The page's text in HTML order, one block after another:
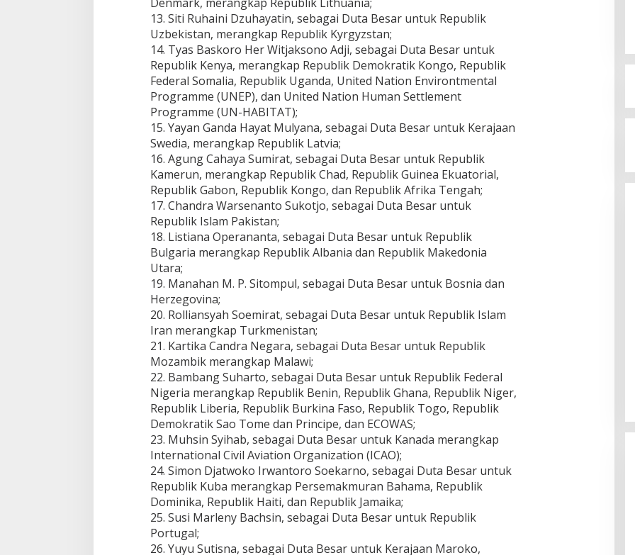
Denmark, merangkap Republik Lithuania;
13. Siti Ruhaini Dzuhayatin, sebagai Duta Besar untuk Republik
Uzbekistan, merangkap Republik Kyrgyzstan;
14. Tyas Baskoro Her Witjaksono Adji, sebagai Duta Besar untuk
Republik Kenya, merangkap Republik Demokratik Kongo, Republik
Federal Somalia, Republik Uganda, United Nation Environtmental
Programme (UNEP), dan United Nation Human Settlement
Programme (UN-HABITAT);
15. Yayan Ganda Hayat Mulyana, sebagai Duta Besar untuk Kerajaan
Swedia, merangkap Republik Latvia;
16. Agung Cahaya Sumirat, sebagai Duta Besar untuk Republik
Kamerun, merangkap Republik Chad, Republik Guinea Ekuatorial,
Republik Gabon, Republik Kongo, dan Republik Afrika Tengah;
17. Chandra Warsenanto Sukotjo, sebagai Duta Besar untuk
Republik Islam Pakistan;
18. Listiana Operananta, sebagai Duta Besar untuk Republik
Bulgaria merangkap Republik Albania dan Republik Makedonia
Utara;
19. Manahan M. P. Sitompul, sebagai Duta Besar untuk Bosnia dan
Herzegovina;
20. Rolliansyah Soemirat, sebagai Duta Besar untuk Republik Islam
Iran merangkap Turkmenistan;
21. Kartika Candra Negara, sebagai Duta Besar untuk Republik
Mozambik merangkap Malawi;
22. Bambang Suharto, sebagai Duta Besar untuk Republik Federal
Nigeria merangkap Republik Benin, Republik Ghana, Republik Niger,
Republik Liberia, Republik Burkina Faso, Republik Togo, Republik
Demokratik Sao Tome dan Principe, dan ECOWAS;
23. Muhsin Syihab, sebagai Duta Besar untuk Kanada merangkap
International Civil Aviation Organization (ICAO);
24. Simon Djatwoko Irwantoro Soekarno, sebagai Duta Besar untuk
Republik Kuba merangkap Persemakmuran Bahama, Republik
Dominika, Republik Haiti, dan Republik Jamaika;
25. Susi Marleny Bachsin, sebagai Duta Besar untuk Republik
Portugal;
26. Yuyu Sutisna, sebagai Duta Besar untuk Kerajaan Maroko,